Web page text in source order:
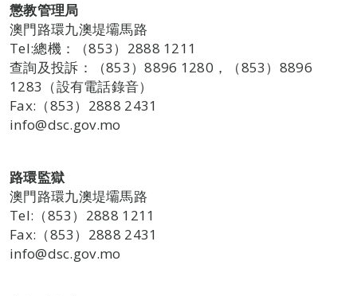
懲教管理局
澳門路環九澳堤壩馬路
Tel:總機：（853）2888 1211
查詢及投訴：（853）8896 1280，（853）8896
1283（設有電話錄音）
Fax:（853）2888 2431
info@dsc.gov.mo
路環監獄
澳門路環九澳堤壩馬路
Tel:（853）2888 1211
Fax:（853）2888 2431
info@dsc.gov.mo